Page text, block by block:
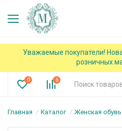
Уважаемые покупатели!
розничных
0 6
Главная Каталог Женская обувь